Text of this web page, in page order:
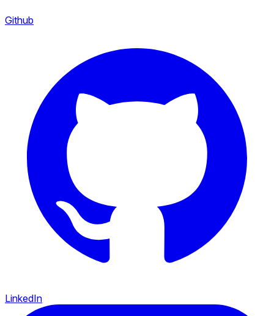
Github
LinkedIn